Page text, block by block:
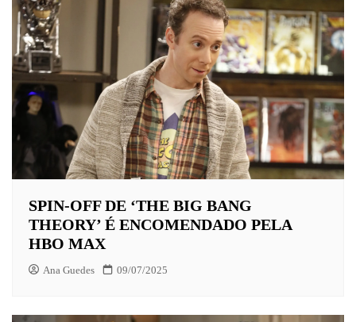
SPIN-OFF DE ‘THE BIG BANG
THEORY’ É ENCOMENDADO PELA
HBO MAX
Ana Guedes 09/07/2025